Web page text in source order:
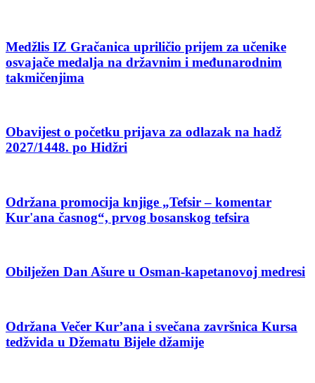
Medžlis IZ Gračanica upriličio prijem za učenike
osvajače medalja na državnim i međunarodnim
takmičenjima
Obavijest o početku prijava za odlazak na hadž
2027/1448. po Hidžri
Održana promocija knjige „Tefsir – komentar
Kur'ana časnog“, prvog bosanskog tefsira
Obilježen Dan Ašure u Osman-kapetanovoj medresi
Održana Večer Kur’ana i svečana završnica Kursa
tedžvida u Džematu Bijele džamije